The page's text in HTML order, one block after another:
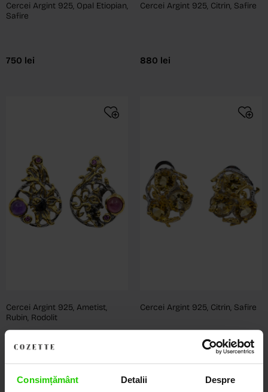
Consimțământ Detalii Despre
Cercei Argint 925, Opal Etiopian,
Safire
750 lei
Cercei Argint 925, Citrin, Safire
880 lei
Cercei Argint 925, Ametist,
Rubin, Rodolit
610lei
Cercei Argint 925, Citrin, Safire
950lei